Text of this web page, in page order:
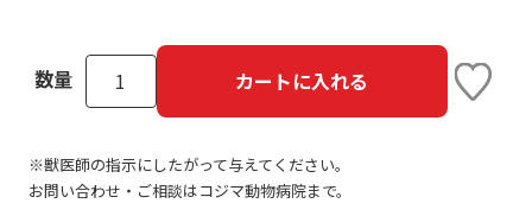
数量 カートに入れる
※獣医師の指示にしたがって与えてください。
お問い合わせ・ご相談はコジマ動物病院まで。